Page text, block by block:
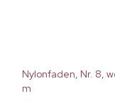
Nylonfaden, Nr. 8,
m